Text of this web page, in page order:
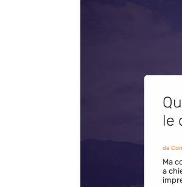
le
da
Ma
a